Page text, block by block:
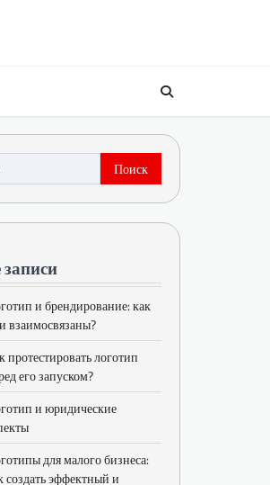
и брендирование: как
взаимосвязаны?
протестировать логотип
его запуском?
и юридические
для малого бизнеса:
создать эффектный и